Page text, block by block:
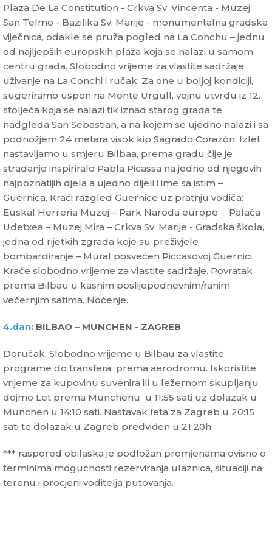
Plaza De La Constitution - Crkva Sv. Vincenta - Muzej
San Telmo - Bazilika Sv. Marije - monumentalna gradska
viječnica, odakle se pruža pogled na La Conchu – jednu
od najljepših europskih plaža koja se nalazi u samom
centru grada. Slobodno vrijeme za vlastite sadržaje,
uživanje na La Conchi i ručak. Za one u boljoj kondiciji,
sugeriramo uspon na Monte Urgull, vojnu utvrdu iz 12.
stoljeća koja se nalazi tik iznad starog grada te
nadgleda San Sebastian, a na kojem se ujedno nalazi i sa
podnožjem 24 metara visok kip Sagrado Corazón. Izlet
nastavljamo u smjeru Bilbaa, prema gradu čije je
stradanje inspiriralo Pabla Picassa na jedno od njegovih
najpoznatijih djela a ujedno dijeli i ime sa istim –
Guernica. Kraći razgled Guernice uz pratnju vodiča:
Euskal Herreria Muzej – Park Naroda europe - Palača
Udetxea – Muzej Mira – Crkva Sv. Marije - Gradska škola,
jedna od rijetkih zgrada koje su preživjele
bombardiranje – Mural posvećen Piccasovoj Guernici.
Kraće slobodno vrijeme za vlastite sadržaje. Povratak
prema Bilbau u kasnim poslijepodnevnim/ranim
večernjim satima. Noćenje.
4.dan: BILBAO – MUNCHEN - ZAGREB
Doručak. Slobodno vrijeme u Bilbau za vlastite
programe do transfera prema aerodromu. Iskoristite
vrijeme za kupovinu suvenira ili u ležernom skupljanju
dojmo Let prema Munchenu u 11:55 sati uz dolazak u
Munchen u 14:10 sati. Nastavak leta za Zagreb u 20:15
sati te dolazak u Zagreb predviđen u 21:20h.
*** raspored obilaska je podložan promjenama ovisno o
terminima mogućnosti rezerviranja ulaznica, situaciji na
terenu i procjeni voditelja putovanja.